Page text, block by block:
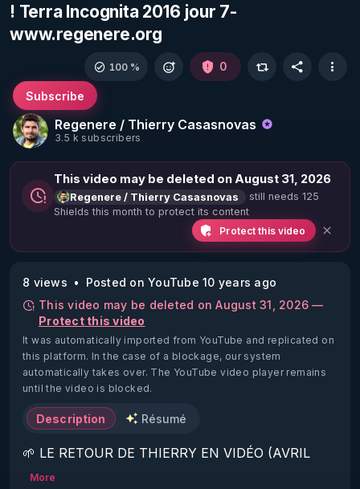
! Terra Incognita 2016 jour 7-
www.regenere.org
Regenere / Thierry Casasnovas
3.5 k subscribers
Subscribe
100 % 0
This video may be deleted on August 31, 2026
Regenere / Thierry Casasnovas
still needs 125
Shields this month to protect its content
Protect this video
8 views
Posted on YouTube 10 years ago
This video may be deleted on August 31, 2026 —
Protect this video
It was automatically imported from YouTube and replicated on
this platform. In the case of a blockage, our system
automatically takes over. The YouTube video player remains
until the video is blocked.
Description Résumé
🌱 LE RETOUR DE THIERRY EN VIDÉO (AVRIL
2022)!
More